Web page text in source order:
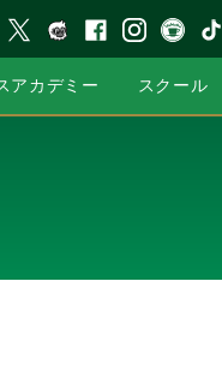
アカデミー スクール